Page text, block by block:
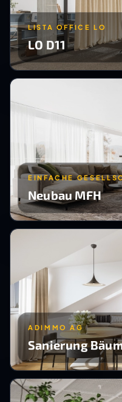
LISTA OFFICE LO
LO D11
EINFACHE
Neubau MFH
ADIMMO AG
Sanierung